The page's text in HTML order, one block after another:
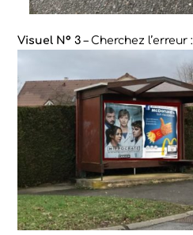
Visuel N° 3 – Cherchez l’erreur :